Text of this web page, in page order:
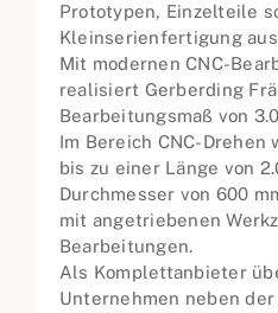
Prototypen, Einzelteile
Kleinserienfertigung
Mit modernen CNC-
realisiert Gerberding
Bearbeitungsmaß von
Im Bereich CNC-Drehen
bis zu einer Länge von
Durchmesser von 600
mit angetriebenen
Bearbeitungen.
Als Komplettanbieter
Unternehmen neben